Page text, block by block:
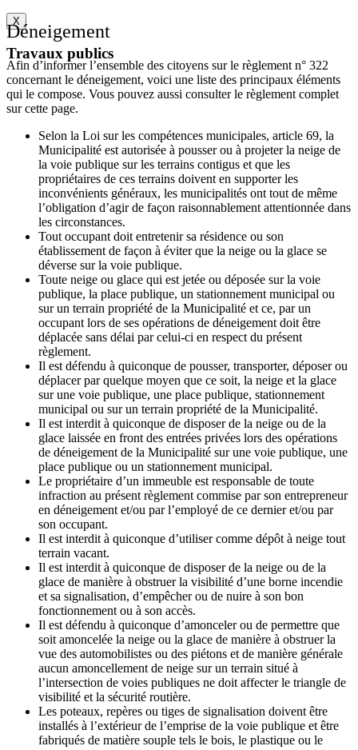
X
Travaux publics
Déneigement
Afin d’informer l’ensemble des citoyens sur le règlement n° 322
concernant le déneigement, voici une liste des principaux éléments
qui le compose. Vous pouvez aussi consulter le règlement complet
sur cette page.
Selon la Loi sur les compétences municipales, article 69, la
Municipalité est autorisée à pousser ou à projeter la neige de
la voie publique sur les terrains contigus et que les
propriétaires de ces terrains doivent en supporter les
inconvénients généraux, les municipalités ont tout de même
l’obligation d’agir de façon raisonnablement attentionnée dans
les circonstances.
Tout occupant doit entretenir sa résidence ou son
établissement de façon à éviter que la neige ou la glace se
déverse sur la voie publique.
Toute neige ou glace qui est jetée ou déposée sur la voie
publique, la place publique, un stationnement municipal ou
sur un terrain propriété de la Municipalité et ce, par un
occupant lors de ses opérations de déneigement doit être
déplacée sans délai par celui-ci en respect du présent
règlement.
Il est défendu à quiconque de pousser, transporter, déposer ou
déplacer par quelque moyen que ce soit, la neige et la glace
sur une voie publique, une place publique, stationnement
municipal ou sur un terrain propriété de la Municipalité.
Il est interdit à quiconque de disposer de la neige ou de la
glace laissée en front des entrées privées lors des opérations
de déneigement de la Municipalité sur une voie publique, une
place publique ou un stationnement municipal.
Le propriétaire d’un immeuble est responsable de toute
infraction au présent règlement commise par son entrepreneur
en déneigement et/ou par l’employé de ce dernier et/ou par
son occupant.
Il est interdit à quiconque d’utiliser comme dépôt à neige tout
terrain vacant.
Il est interdit à quiconque de disposer de la neige ou de la
glace de manière à obstruer la visibilité d’une borne incendie
et sa signalisation, d’empêcher ou de nuire à son bon
fonctionnement ou à son accès.
Il est défendu à quiconque d’amonceler ou de permettre que
soit amoncelée la neige ou la glace de manière à obstruer la
vue des automobilistes ou des piétons et de manière générale
aucun amoncellement de neige sur un terrain situé à
l’intersection de voies publiques ne doit affecter le triangle de
visibilité et la sécurité routière.
Les poteaux, repères ou tiges de signalisation doivent être
installés à l’extérieur de l’emprise de la voie publique et être
fabriqués de matière souple tels le bois, le plastique ou le